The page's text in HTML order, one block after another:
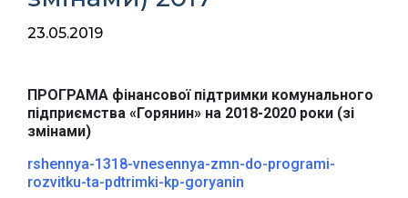
23.05.2019
ПРОГРАМА фінансової підтримки комунального
підприємства «Горянин» на 2018-2020 роки (зі
змінами)
rshennya-1318-vnesennya-zmn-do-programi-
rozvitku-ta-pdtrimki-kp-goryanin